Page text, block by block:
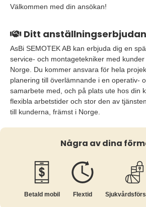
Välkommen med din ansökan!
Ditt
AsBi SEMOTEK AB kan erbjuda dig en
service- och montagetekniker med
Norge. Du kommer ansvara för hela
planering till överlämnande i en operativ-
samarbete med, och på plats ute hos din
flexibla arbetstider och stor den av
till kunderna, främst i Norge.
Några av dina
Betald mobil Flextid